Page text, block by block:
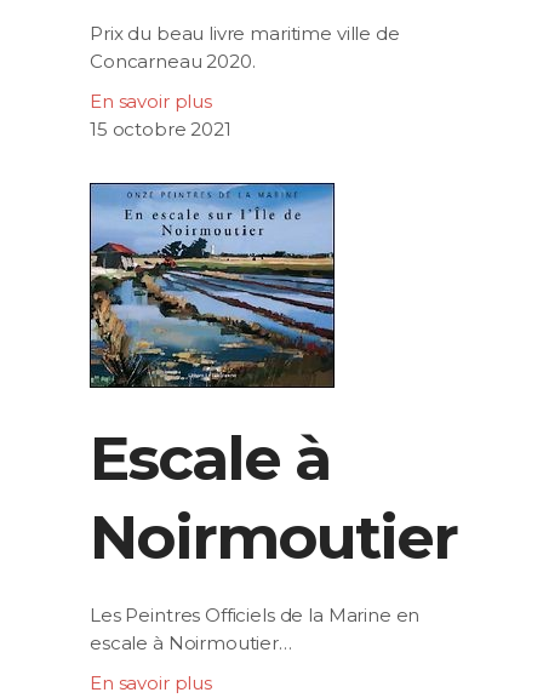
Prix du beau livre maritime ville de
Concarneau 2020.
En savoir plus
15 octobre 2021
Escale à
Noirmoutier
Les Peintres Officiels de la Marine en
escale à Noirmoutier…
En savoir plus